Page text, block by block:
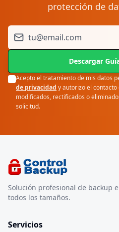
protección de
Descargar
Acepto el tratamiento de mis datos
de privacidad y autorizo el
modificados, rectificados o
solicitud.
Solución profesional de backup
todos los tamaños.
Servicios